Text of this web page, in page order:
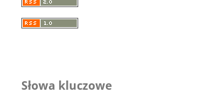
Słowa kluczowe